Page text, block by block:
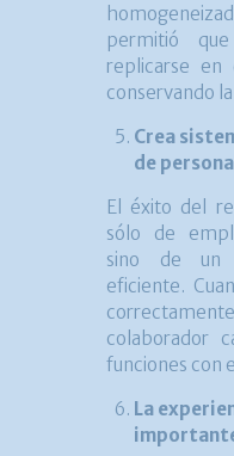
permitió
replicarse en
conservando
Crea
de
El éxito del
sólo de
sino de un
eficiente.
colaborador
funciones con
La